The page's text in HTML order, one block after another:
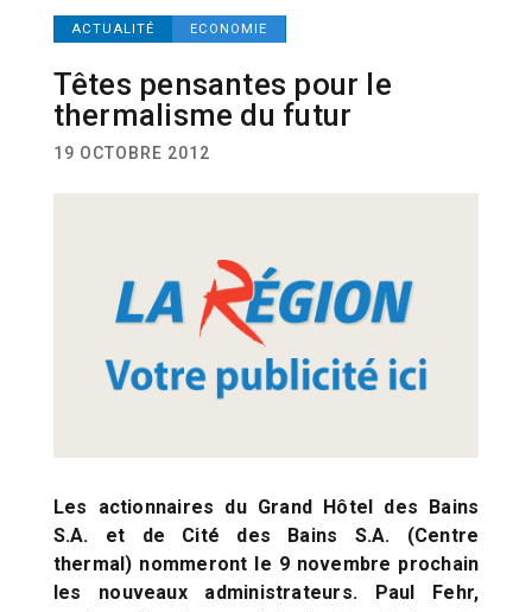
ACTUALITÉ ECONOMIE
Têtes pensantes pour le
thermalisme du futur
19 OCTOBRE 2012
Les actionnaires du Grand Hôtel des Bains
S.A. et de Cité des Bains S.A. (Centre
thermal) nommeront le 9 novembre prochain
les nouveaux administrateurs. Paul Fehr,